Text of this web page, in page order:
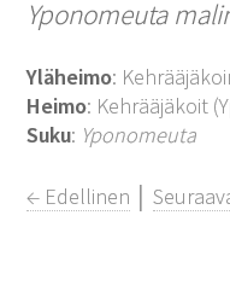
Yponomeuta
Yläheimo:
Heimo: Kehrääjäkoit
Suku: Yponomeuta
← Edellinen │